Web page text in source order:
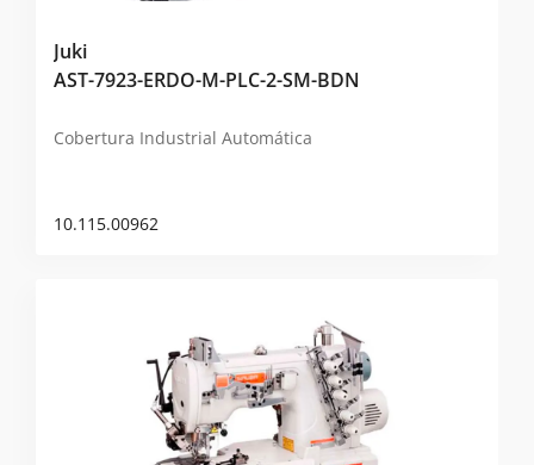
Juki
AST-7923-ERDO-M-PLC-2-SM-BDN
Cobertura Industrial Automática
10.115.00962